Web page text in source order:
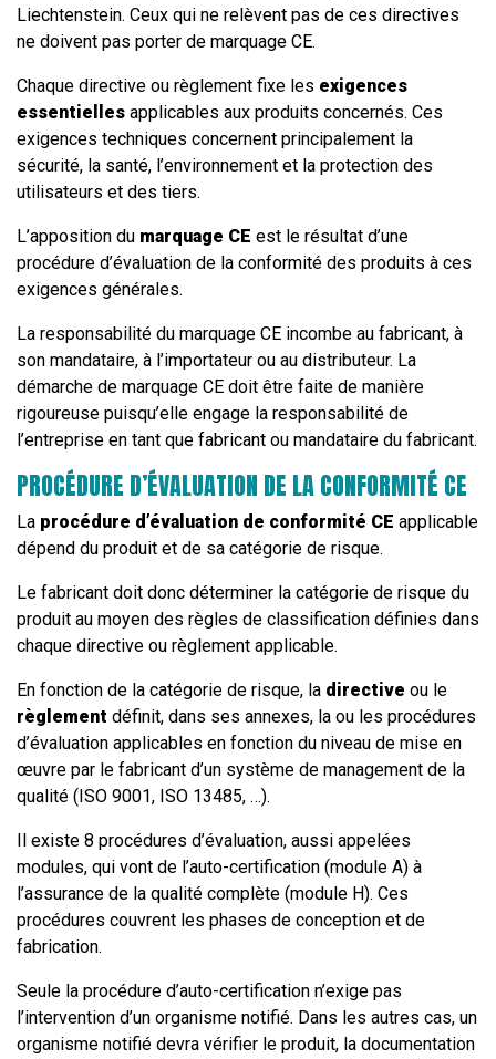
Liechtenstein. Ceux qui ne relèvent pas de ces directives
ne doivent pas porter de marquage CE.
Chaque directive ou règlement fixe les exigences
essentielles applicables aux produits concernés. Ces
exigences techniques concernent principalement la
sécurité, la santé, l’environnement et la protection des
utilisateurs et des tiers.
L’apposition du marquage CE est le résultat d’une
procédure d’évaluation de la conformité des produits à ces
exigences générales.
La responsabilité du marquage CE incombe au fabricant, à
son mandataire, à l’importateur ou au distributeur. La
démarche de marquage CE doit être faite de manière
rigoureuse puisqu’elle engage la responsabilité de
l’entreprise en tant que fabricant ou mandataire du fabricant.
PROCÉDURE D’ÉVALUATION DE LA CONFORMITÉ CE
La procédure d’évaluation de conformité CE applicable
dépend du produit et de sa catégorie de risque.
Le fabricant doit donc déterminer la catégorie de risque du
produit au moyen des règles de classification définies dans
chaque directive ou règlement applicable.
En fonction de la catégorie de risque, la directive ou le
règlement définit, dans ses annexes, la ou les procédures
d’évaluation applicables en fonction du niveau de mise en
œuvre par le fabricant d’un système de management de la
qualité (ISO 9001, ISO 13485, …).
Il existe 8 procédures d’évaluation, aussi appelées
modules, qui vont de l’auto-certification (module A) à
l’assurance de la qualité complète (module H). Ces
procédures couvrent les phases de conception et de
fabrication.
Seule la procédure d’auto-certification n’exige pas
l’intervention d’un organisme notifié. Dans les autres cas, un
organisme notifié devra vérifier le produit, la documentation